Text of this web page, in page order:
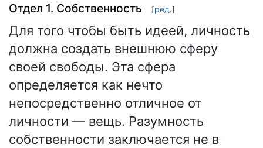
Отдел 1. Собственность [ред.]
Для того чтобы быть идеей, личность
должна создать внешнюю сферу
своей свободы. Эта сфера
определяется как нечто
непосредственно отличное от
личности — вещь. Разумность
собственности заключается не в